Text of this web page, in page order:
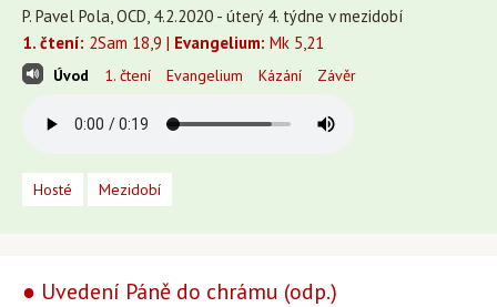
P. Pavel Pola, OCD, 4.2.2020 - úterý 4. týdne v mezidobí
1. čtení: 2Sam 18,9 | Evangelium: Mk 5,21
Úvod 1. čtení Evangelium Kázání Závěr
Hosté Mezidobí
● Uvedení Páně do chrámu (odp.)